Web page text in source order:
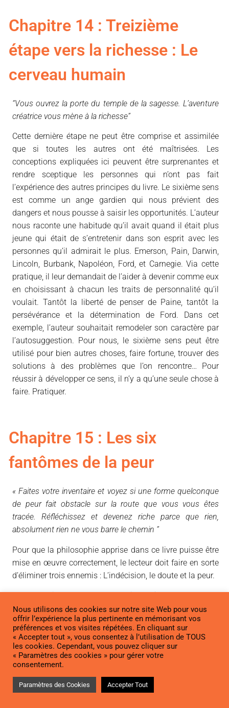
Chapitre 14 : Treizième
étape vers la richesse : Le
cerveau humain
“Vous ouvrez la porte du temple de la sagesse. L’aventure
créatrice vous mène à la richesse”
Cette dernière étape ne peut être comprise et assimilée
que si toutes les autres ont été maîtrisées. Les
conceptions expliquées ici peuvent être surprenantes et
rendre sceptique les personnes qui n’ont pas fait
l’expérience des autres principes du livre. Le sixième sens
est comme un ange gardien qui nous prévient des
dangers et nous pousse à saisir les opportunités. L’auteur
nous raconte une habitude qu’il avait quand il était plus
jeune qui était de s’entretenir dans son esprit avec les
personnes qu’il admirait le plus. Emerson, Pain, Darwin,
Lincoln, Burbank, Napoléon, Ford, et Carnegie. Via cette
pratique, il leur demandait de l’aider à devenir comme eux
en choisissant à chacun les traits de personnalité qu’il
voulait. Tantôt la liberté de penser de Paine, tantôt la
persévérance et la détermination de Ford. Dans cet
exemple, l’auteur souhaitait remodeler son caractère par
l’autosuggestion. Pour nous, le sixième sens peut être
utilisé pour bien autres choses, faire fortune, trouver des
solutions à des problèmes que l’on rencontre… Pour
réussir à développer ce sens, il n’y a qu’une seule chose à
faire. Pratiquer.
Chapitre 15 : Les six
fantômes de la peur
« Faites votre inventaire et voyez si une forme quelconque
de peur fait obstacle sur la route que vous vous êtes
tracée. Réfléchissez et devenez riche parce que rien,
absolument rien ne vous barre le chemin ”
Pour que la philosophie apprise dans ce livre puisse être
mise en œuvre correctement, le lecteur doit faire en sorte
d’éliminer trois ennemis : L’indécision, le doute et la peur.
La pauvreté
La critique
La maladie
Perdre l’objet de son amour
La vieillesse
La mort
Nous utilisons des cookies sur notre site Web pour vous
offrir l’expérience la plus pertinente en mémorisant vos
préférences et vos visites répétées. En cliquant sur
« Accepter tout », vous consentez à l’utilisation de TOUS
les cookies. Cependant, vous pouvez cliquer sur
« Paramètres des cookies » pour gérer votre
consentement.
Paramètres des Cookies Accepter Tout